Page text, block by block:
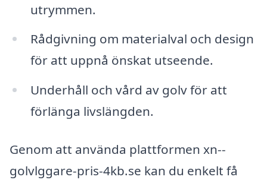
utrymmen.
Rådgivning om materialval och design
för att uppnå önskat utseende.
Underhåll och vård av golv för att
förlänga livslängden.
Genom att använda plattformen xn--
golvlggare-pris-4kb.se kan du enkelt få